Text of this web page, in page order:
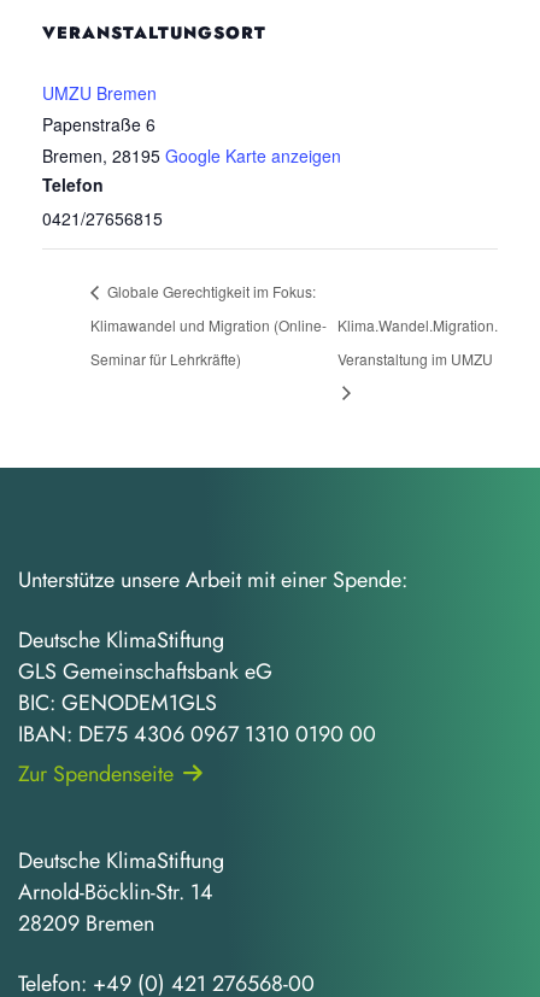
VERANSTALTUNGSORT
UMZU Bremen
Papenstraße 6
Bremen, 28195 Google Karte anzeigen
Telefon
0421/27656815
Globale Gerechtigkeit im Fokus:
Klimawandel und Migration (Online-
Seminar für Lehrkräfte)
Klima.Wandel.Migration.
Veranstaltung im UMZU
Unterstütze unsere Arbeit mit einer Spende:
Deutsche KlimaStiftung
GLS Gemeinschaftsbank eG
BIC: GENODEM1GLS
IBAN: DE75 4306 0967 1310 0190 00
Zur Spendenseite
Deutsche KlimaStiftung
Arnold-Böcklin-Str. 14
28209 Bremen
Telefon: +49 (0) 421 276568-00